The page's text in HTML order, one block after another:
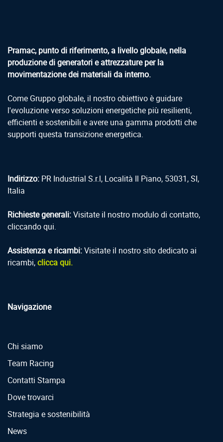
Pramac, punto di riferimento, a livello globale, nella
produzione di generatori e attrezzature per la
movimentazione dei materiali da interno.
Come Gruppo globale, il nostro obiettivo è guidare
l'evoluzione verso soluzioni energetiche più resilienti,
efficienti e sostenibili e avere una gamma prodotti che
supporti questa transizione energetica.
Indirizzo: PR Industrial S.r.l, Località Il Piano, 53031, SI,
Italia
Richieste generali:Visitate il nostro modulo di contatto,
cliccando qui.
Assistenza e ricambi:Visitate il nostro sito dedicato ai
ricambi,clicca qui.
Navigazione
Chi siamo
Team Racing
Contatti Stampa
Dove trovarci
Strategia e sostenibilità
News